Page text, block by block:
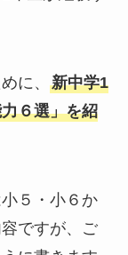
に、 新中学1
６選」を紹
５・小６か
ですが、ご